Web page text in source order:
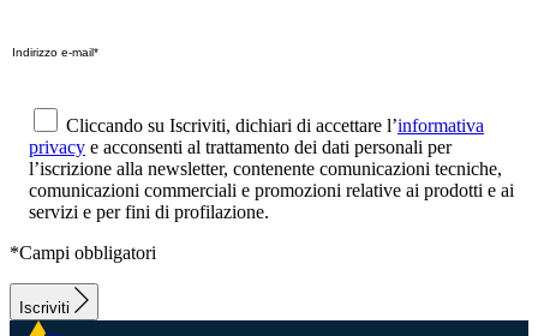
Cliccando su Iscriviti, dichiari di accettare l’informativa
privacy e acconsenti al trattamento dei dati personali per
l’iscrizione alla newsletter, contenente comunicazioni tecniche,
comunicazioni commerciali e promozioni relative ai prodotti e ai
servizi e per fini di profilazione.
*Campi obbligatori
Iscriviti